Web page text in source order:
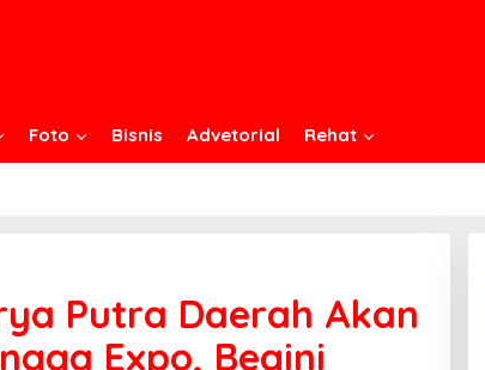
Foto Bisnis Advetorial Rehat
Putra Daerah Akan
Expo, Begini